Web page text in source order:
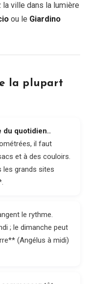
ville dans la lumière
ou le Giardino
la plupart
du quotidien..
il faut
et à des couloirs.
les grands sites
le rythme.
; le dimanche peut
(Angélus à midi)